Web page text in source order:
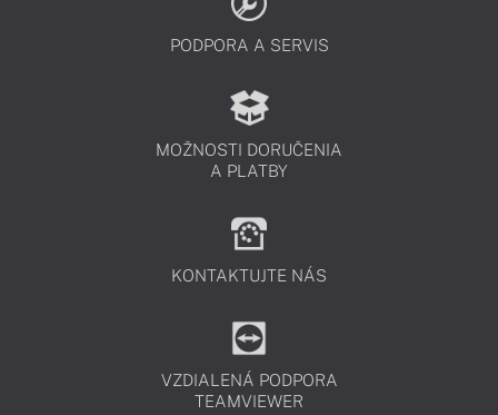
PODPORA A SERVIS
MOŽNOSTI DORUČENIA
A PLATBY
KONTAKTUJTE NÁS
VZDIALENÁ PODPORA
TEAMVIEWER